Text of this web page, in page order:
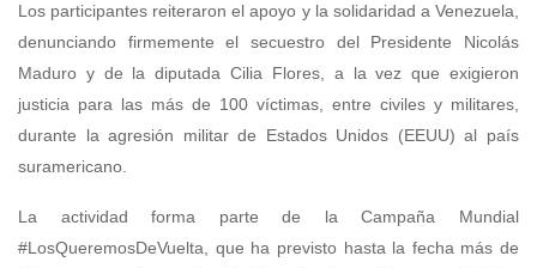
Los participantes reiteraron el apoyo y la solidaridad a Venezuela,
denunciando firmemente el secuestro del Presidente Nicolás
Maduro y de la diputada Cilia Flores, a la vez que exigieron
justicia para las más de 100 víctimas, entre civiles y militares,
durante la agresión militar de Estados Unidos (EEUU) al país
suramericano.
La actividad forma parte de la Campaña Mundial
#LosQueremosDeVuelta, que ha previsto hasta la fecha más de